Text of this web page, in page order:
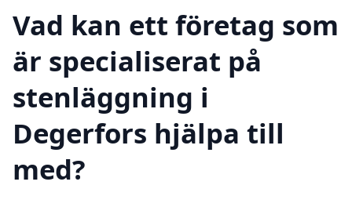
Vad kan ett företag som
är specialiserat på
stenläggning i
Degerfors hjälpa till
med?